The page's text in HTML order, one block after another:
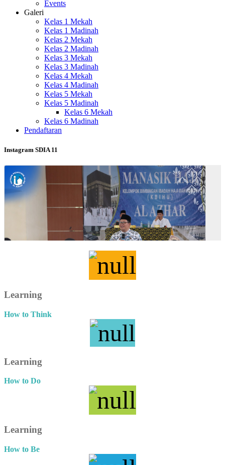
Events
Galeri
Kelas 1 Mekah
Kelas 1 Madinah
Kelas 2 Mekah
Kelas 2 Madinah
Kelas 3 Mekah
Kelas 3 Madinah
Kelas 4 Mekah
Kelas 4 Madinah
Kelas 5 Mekah
Kelas 5 Madinah
Kelas 6 Mekah
Kelas 6 Madinah
Pendaftaran
Instagram SDIA 11
Learning
How to Think
Learning
How to Do
Learning
How to Be